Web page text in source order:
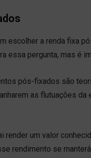
escolher a renda fixa
essa pergunta, mas é
pós-fixados são
as flutuações
render um valor
rendimento se